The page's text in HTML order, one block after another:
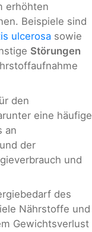
erhöhten
Beispiele sind
ulcerosa sowie
Störungen
den
eine häufige
an
der
und
des
Nährstoffe und
Gewichtsverlust